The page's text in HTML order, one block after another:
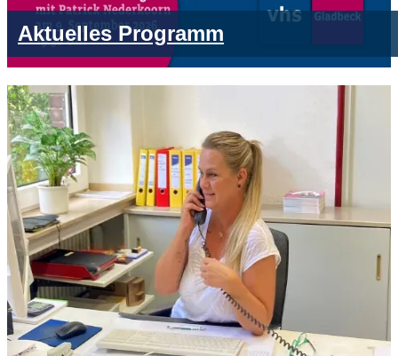
Aktuelles Programm